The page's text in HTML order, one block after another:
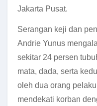
Jakarta Pusat.
Serangan keji dan
Andrie Yunus
sekitar 24 persen
mata, dada, serta
oleh dua orang
mendekati korban